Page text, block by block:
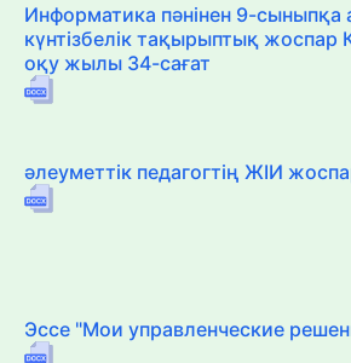
Информатика пәнінен 9-сыныпқа
күнтізбелік тақырыптық
оқу жылы 34-сағат
әлеуметтік педагогтің ЖІИ
Эссе "Мои управленческие